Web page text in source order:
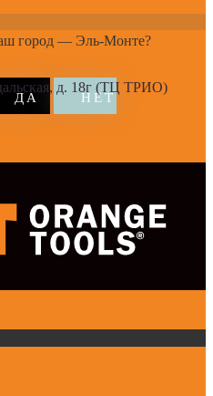
город — Эль-Монте?
д. 18г (ТЦ ТРИО)